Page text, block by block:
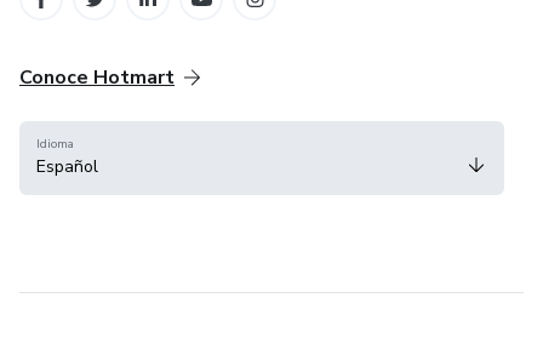
Conoce Hotmart
Idioma
Español